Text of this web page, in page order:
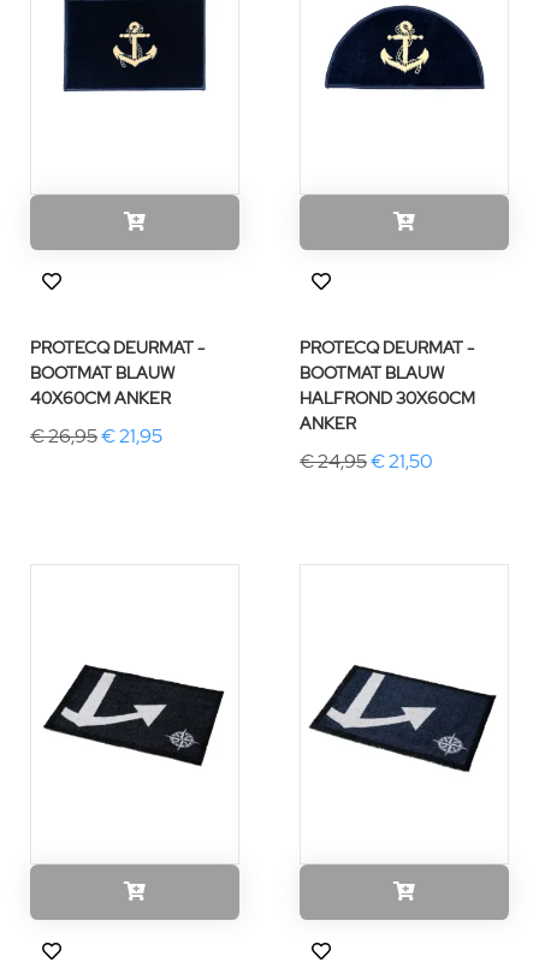
PROTECQ DEURMAT -
BOOTMAT BLAUW
40X60CM ANKER
€ 26,95€ 21,95
PROTECQ DEURMAT -
BOOTMAT BLAUW
HALFROND 30X60CM
ANKER
€ 24,95€ 21,50